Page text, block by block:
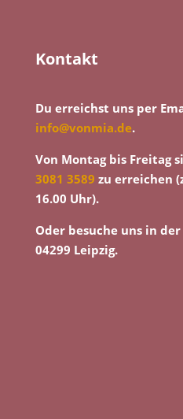
Kontakt
Du erreichst uns per
info@vonmia.de.
Von Montag bis Freitag
3081 3589 zu erreichen
16.00 Uhr).
Oder besuche uns in
04299 Leipzig.